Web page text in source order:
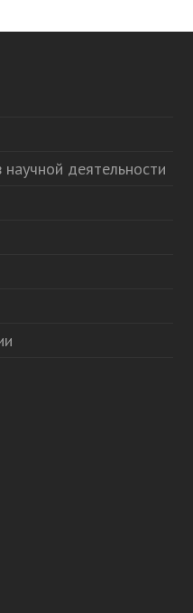
научной деятельности